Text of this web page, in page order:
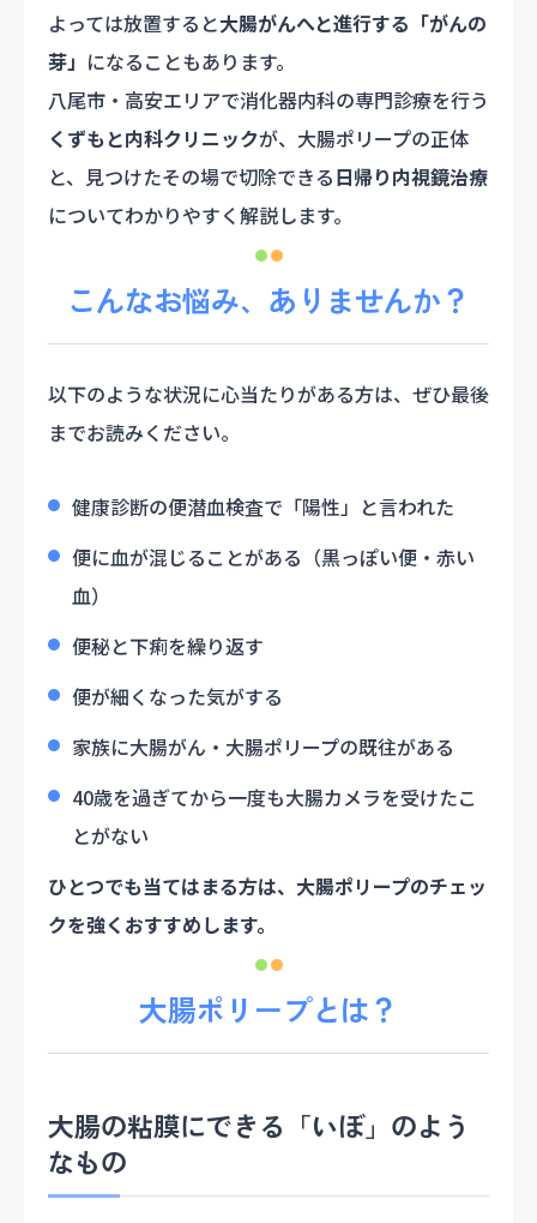
よっては放置すると大腸がんへと進行する「がんの
芽」 になることもあります。
八尾市・高安エリアで消化器内科の専門診療を行う
くずもと内科クリニックが、大腸ポリープの正体
と、見つけたその場で切除できる日帰り内視鏡治療
についてわかりやすく解説します。
こんなお悩み、ありませんか？
以下のような状況に心当たりがある方は、ぜひ最後
までお読みください。
健康診断の便潜血検査で「陽性」と言われた
便に血が混じることがある（黒っぽい便・赤い
血）
便秘と下痢を繰り返す
便が細くなった気がする
家族に大腸がん・大腸ポリープの既往がある
40歳を過ぎてから一度も大腸カメラを受けたこ
とがない
ひとつでも当てはまる方は、大腸ポリープのチェッ
クを強くおすすめします。
大腸ポリープとは？
大腸の粘膜にできる「いぼ」のよう
なもの